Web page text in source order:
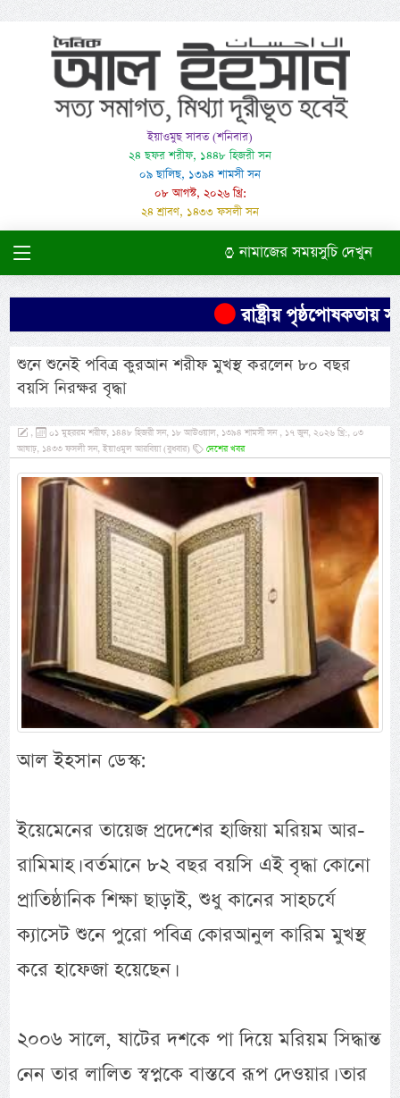
ইয়াওমুছ সাবত (শনিবার)
২৪ ছফর শরীফ, ১৪৪৮ হিজরী সন
০৯ ছালিছ, ১৩৯৪ শামসী সন
০৮ আগস্ট, ২০২৬ খ্রি:
২৪ শ্রাবণ, ১৪৩৩ ফসলী সন
নামাজের সময়সুচি দেখুন
রাষ্ট্রীয় পৃষ্ঠপোষকতায়
শুনে শুনেই পবিত্র কুরআন শরীফ মুখস্থ করলেন ৮০ বছর
বয়সি নিরক্ষর বৃদ্ধা
,
০১ মুহররম শরীফ, ১৪৪৮ হিজরী সন, ১৮ আউওয়াল, ১৩৯৪ শামসী সন , ১৭ জুন, ২০২৬ খ্রি:, ০৩
আষাঢ়, ১৪৩৩ ফসলী সন, ইয়াওমুল আরবিয়া (বুধবার)
দেশের খবর
আল ইহসান ডেস্ক:
ইয়েমেনের তায়েজ প্রদেশের হাজিয়া মরিয়ম আর-
রামিমাহ। বর্তমানে ৮২ বছর বয়সি এই বৃদ্ধা কোনো
প্রাতিষ্ঠানিক শিক্ষা ছাড়াই, শুধু কানের সাহচর্যে
ক্যাসেট শুনে পুরো পবিত্র কোরআনুল কারিম মুখস্থ
করে হাফেজা হয়েছেন।
২০০৬ সালে, ষাটের দশকে পা দিয়ে মরিয়ম সিদ্ধান্ত
নেন তার লালিত স্বপ্নকে বাস্তবে রূপ দেওয়ার। তার